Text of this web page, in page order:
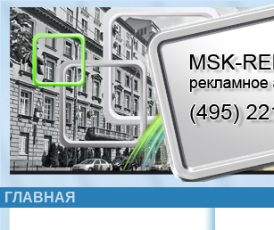
ГЛАВНАЯ